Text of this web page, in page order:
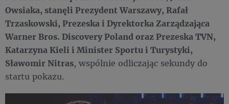
Owsiaka, stanęli Prezydent Warszawy, Rafał
Trzaskowski, Prezeska i Dyrektorka Zarządzająca
Warner Bros. Discovery Poland oraz Prezeska TVN,
Katarzyna Kieli i Minister Sportu i Turystyki,
Sławomir Nitras, wspólnie odliczając sekundy do
startu pokazu.